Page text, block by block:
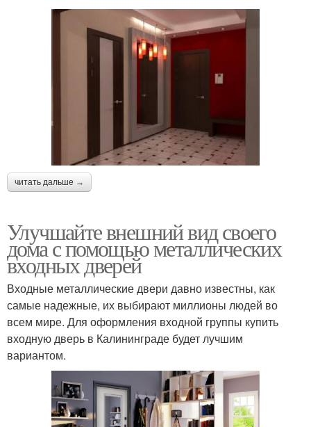
читать дальше →
Улучшайте внешний вид своего
дома с помощью металлических
входных дверей
Входные металлические двери давно известны, как
самые надежные, их выбирают миллионы людей во
всем мире. Для оформления входной группы купить
входную дверь в Калининграде будет лучшим
вариантом.